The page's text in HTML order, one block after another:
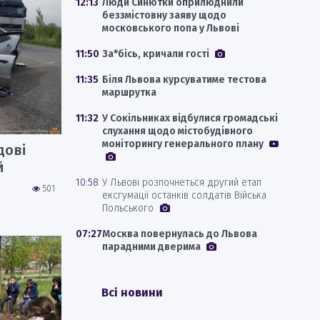
501
12:13 Люди Синютки оприлюднили
беззмістовну заяву щодо
московського попа у Львові
11:50 За*бісь, кричали гості
11:35 Біля Львова курсуватиме тестова
маршрутка
11:32 У Сокільниках відбулися громадські
слухання щодо містобудівного
моніторингу генерального плану
10:58 У Львові розпочнеться другий етап
ексгумації останків солдатів Війська
Польського
07:27Москва повернулась до Львова
парадними дверима
Всі новини